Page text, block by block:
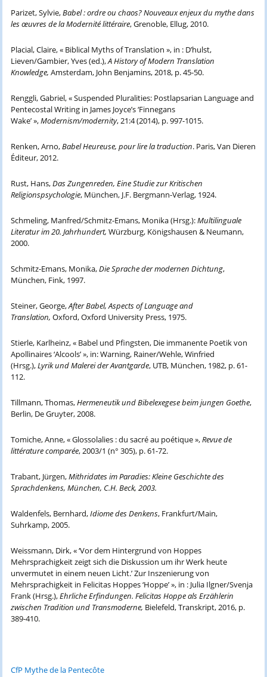
Parizet, Sylvie,Babel : ordre ou chaos? Nouveaux enjeux du mythe dans
les œuvres de la Modernité littéraire, Grenoble, Ellug, 2010.
Placial, Claire, « Biblical Myths of Translation », in : D’hulst,
Lieven/Gambier, Yves (ed.),A History of Modern Translation
Knowledge, Amsterdam, John Benjamins, 2018, p. 45-50.
Renggli, Gabriel, « Suspended Pluralities: Postlapsarian Language and
Pentecostal Writing in James Joyce’s ‘Finnegans
Wake’ »,Modernism/modernity, 21:4 (2014), p. 997-1015.
Renken, Arno,Babel Heureuse, pour lire la traduction. Paris, Van Dieren
Éditeur, 2012.
Rust, Hans,Das Zungenreden, Eine Studie zur Kritischen
Religionspsychologie, München, J.F. Bergmann-Verlag, 1924.
Schmeling, Manfred/Schmitz-Emans, Monika (Hrsg.):Multilinguale
Literatur im 20. Jahrhundert, Würzburg, Königshausen & Neumann,
2000.
Schmitz-Emans, Monika,Die Sprache der modernen Dichtung,
München, Fink, 1997.
Steiner, George,After Babel, Aspects of Language and
Translation, Oxford, Oxford University Press, 1975.
Stierle, Karlheinz, « Babel und Pfingsten, Die immanente Poetik von
Apollinaires ‘Alcools’ », in: Warning, Rainer/Wehle, Winfried
(Hrsg.),Lyrik und Malerei der Avantgarde, UTB, München, 1982, p. 61-
112.
Tillmann, Thomas,Hermeneutik und Bibelexegese beim jungen Goethe,
Berlin, De Gruyter, 2008.
Tomiche, Anne, « Glossolalies : du sacré au poétique »,Revue de
littérature comparée, 2003/1 (n° 305), p. 61-72.
Trabant, Jürgen,Mithridates im Paradies: Kleine Geschichte des
Sprachdenkens, München, C.H. Beck, 2003.
Waldenfels, Bernhard,Idiome des Denkens, Frankfurt/Main,
Suhrkamp, 2005.
Weissmann, Dirk, « ‘Vor dem Hintergrund von Hoppes
Mehrsprachigkeit zeigt sich die Diskussion um ihr Werk heute
unvermutet in einem neuen Licht.’ Zur Inszenierung von
Mehrsprachigkeit in Felicitas Hoppes ‘Hoppe’ », in : Julia Ilgner/Svenja
Frank (Hrsg.),Ehrliche Erfindungen. Felicitas Hoppe als Erzählerin
zwischen Tradition und Transmoderne, Bielefeld, Transkript, 2016, p.
389-410.
CfP Mythe de la Pentecôte